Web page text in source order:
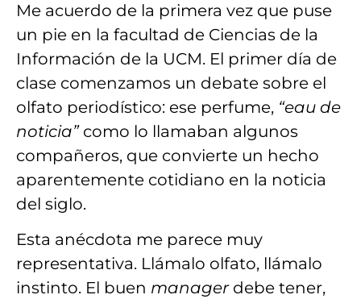
Me acuerdo de la primera vez que puse
un pie en la facultad de Ciencias de la
Información de la UCM. El primer día de
clase comenzamos un debate sobre el
olfato periodístico: ese perfume, “eau de
noticia”como lo llamaban algunos
compañeros, que convierte un hecho
aparentemente cotidiano en la noticia
del siglo.
Esta anécdota me parece muy
representativa. Llámalo olfato, llámalo
instinto. El buen manager debe tener,